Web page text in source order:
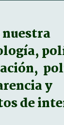
nuestra
y
de